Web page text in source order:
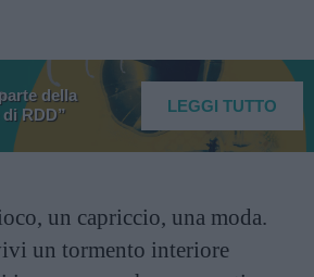
della
RDD”
LEGGI TUTTO
un capriccio, una moda.
un tormento interiore